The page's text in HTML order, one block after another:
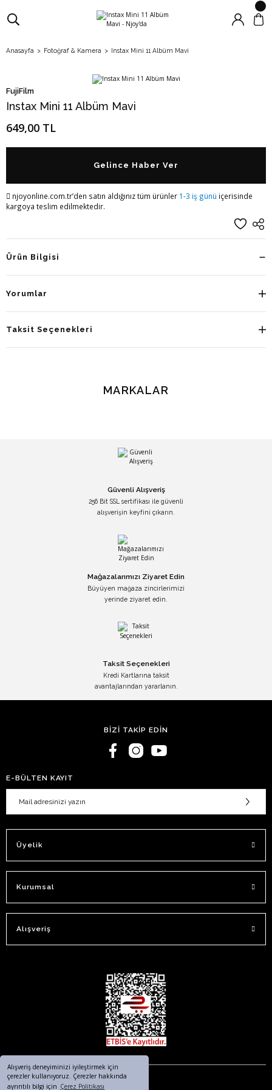
Alışveriş deneyiminizi iyileştirmek için
çerezler kullanıyoruz. Çerezler hakkında
ayrıntılı bilgi için Çerez Politikası
Anasayfa Fotoğraf & Kamera Instax Mini 11 Albüm Mavi
FujiFilm
Instax Mini 11 Albüm Mavi
649,00 TL
Gelince Haber Ver
njoyonline.com.tr’den satın aldığınız tüm ürünler 1-3 iş günü içerisinde
kargoya teslim edilmektedir.
Ürün Bilgisi
Yorumlar
Taksit Seçenekleri
MARKALAR
Güvenli Alışveriş
256 Bit SSL sertifikası ile güvenli
alışverişin keyfini çıkarın.
Mağazalarımızı Ziyaret Edin
Büyüyen mağaza zincirlerimizi
yerinde ziyaret edin.
Taksit Seçenekleri
Kredi Kartlarına taksit
avantajlarından yararlanın.
BİZİ TAKİP EDİN
E-BÜLTEN KAYIT
Üyelik
Kurumsal
Alışveriş